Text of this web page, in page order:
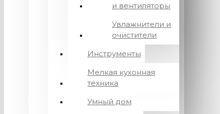
и вентиляторы
Увлажнители и
очистители
Инструменты
Мелкая кухонная
техника
Умный дом